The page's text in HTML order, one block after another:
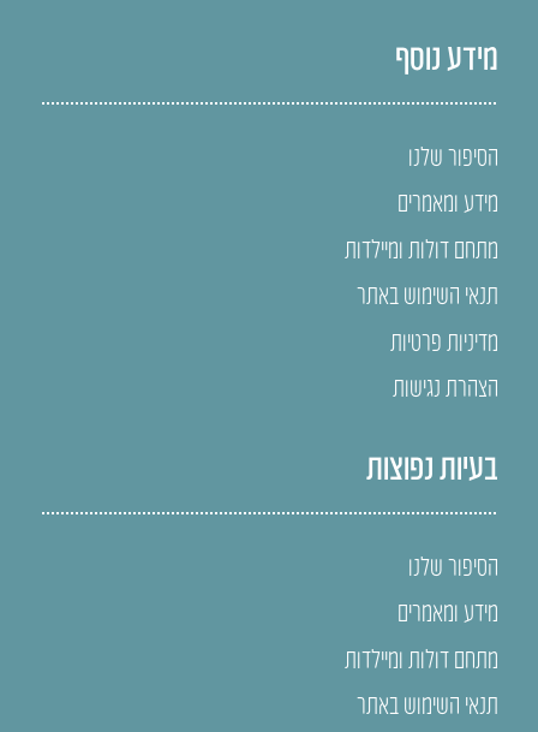
מידע נוסף
הסיפור שלנו
מידע ומאמרים
מתחם דולות ומיילדות
תנאי השימוש באתר
מדיניות פרטיות
הצהרת נגישות
בעיות נפוצות
הסיפור שלנו
מידע ומאמרים
מתחם דולות ומיילדות
תנאי השימוש באתר